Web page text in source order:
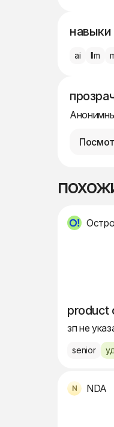
навыки
ai llm
product
зп не
senior
NDA